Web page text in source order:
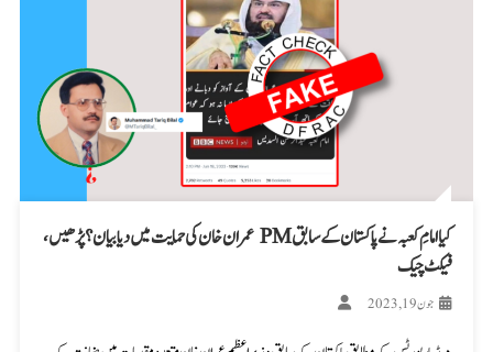
کیا امامِ کعبہ نے پاکستان کے سابق PM عمران خان کی حمایت میں دیا بیان؟ پڑھیں،
فیکٹ چیک
جون 19, 2023